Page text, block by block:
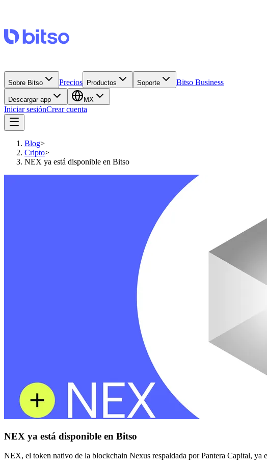
Sobre Bitso Precios Productos Soporte Bitso Business
Descargar app MX
Iniciar sesiónCrear cuenta
Blog>
Cripto>
NEX ya está disponible en Bitso
NEX ya está disponible en Bitso
NEX, el token nativo de la blockchain Nexus respaldada por Pantera Capital, ya